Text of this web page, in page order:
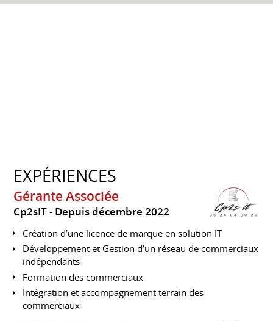
EXPÉRIENCES
Gérante Associée
Cp2sIT Depuis décembre 2022
Création d’une licence de marque en solution IT
Développement et Gestion d’un réseau de commerciaux
indépendants
Formation des commerciaux
Intégration et accompagnement terrain des
commerciaux